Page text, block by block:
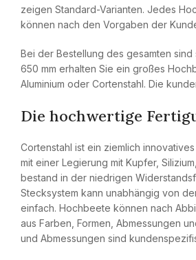
zeigen Standard-Varianten. Jedes
können nach den Vorgaben der
Bei der Bestellung des gesamten sind
650 mm erhalten Sie ein großes
Aluminium oder Cortenstahl. Die
Die hochwertige
Cortenstahl ist ein ziemlich
mit einer Legierung mit Kupfer,
bestand in der niedrigen
Stecksystem kann unabhängig von
einfach. Hochbeete können nach
aus Farben, Formen, Abmessungen
und Abmessungen sind